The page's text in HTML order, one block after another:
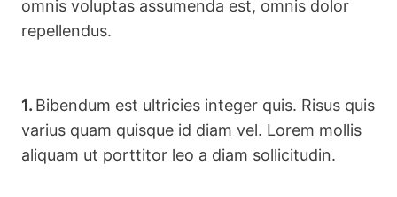
omnis voluptas assumenda est, omnis dolor
repellendus.
1. Bibendum est ultricies integer quis. Risus quis
varius quam quisque id diam vel. Lorem mollis
aliquam ut porttitor leo a diam sollicitudin.